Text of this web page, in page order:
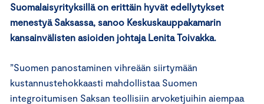
Suomalaisyrityksillä on erittäin hyvät edellytykset
menestyä Saksassa, sanoo Keskuskauppakamarin
kansainvälisten asioiden johtaja Lenita Toivakka.
”Suomen panostaminen vihreään siirtymään
kustannustehokkaasti mahdollistaa Suomen
integroitumisen Saksan teollisiin arvoketjuihin aiempaa